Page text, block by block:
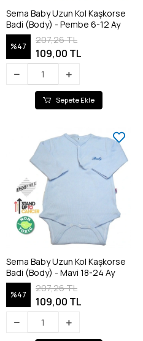
Sema Baby Uzun Kol Kaşkorse
Badi (Body) - Pembe 6-12 Ay
%47
207,26 TL
109,00 TL
Sepete Ekle
Sema Baby Uzun Kol Kaşkorse
Badi (Body) - Mavi 18-24 Ay
%47
207,26 TL
109,00 TL